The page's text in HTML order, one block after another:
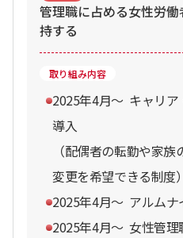
管理職に占める女性労
持する
取り組み内容
2025年4⽉〜 キャリ
導入
（配偶者の転勤や家
変更を希望できる制度）
2025年4⽉〜 アルムナ
2025年4⽉〜 女性管